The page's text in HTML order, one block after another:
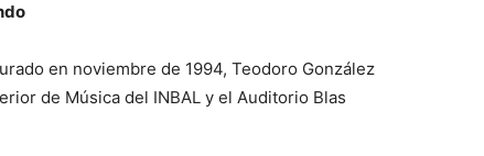
en noviembre de 1994, Teodoro González
de Música del INBAL y el Auditorio Blas